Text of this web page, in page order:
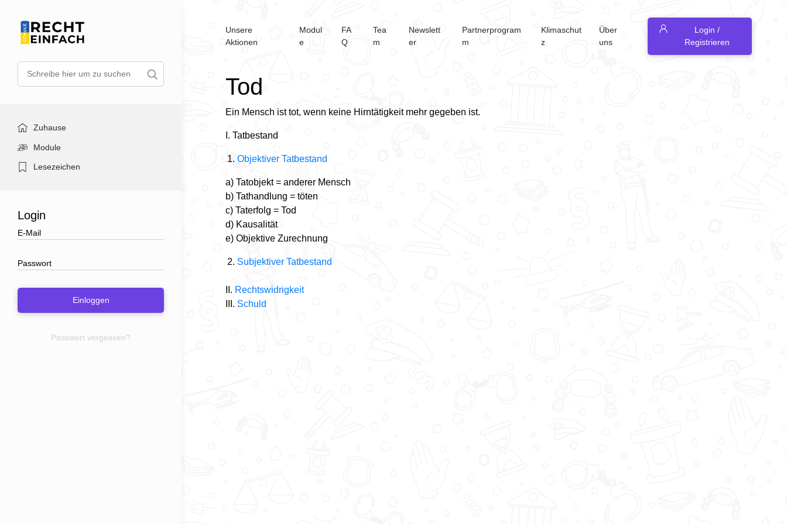
Zuhause
Module
Lesezeichen
Login
Einloggen
Passwort vergessen?
Unsere
Aktionen
Modul
e
FA
Q
Tea
m
Newslett
er
Partnerprogram
m
Klimaschut
z
Über
uns
Login /
Registrieren
Tod
Ein Mensch ist tot, wenn keine Hirntätigkeit mehr gegeben ist.
I. Tatbestand
Objektiver Tatbestand
a) Tatobjekt = anderer Mensch
b) Tathandlung = töten
c) Taterfolg = Tod
d) Kausalität
e) Objektive Zurechnung
Subjektiver Tatbestand
II. Rechtswidrigkeit
III. Schuld